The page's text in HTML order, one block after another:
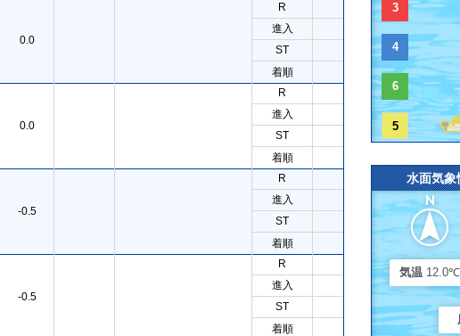
0.0
R
進入
ST
着順
0.0
R
進入
ST
着順
-0.5
R
進入
ST
着順
-0.5
R
進入
ST
着順
3
4
6
5
水面気
気温 12.0℃